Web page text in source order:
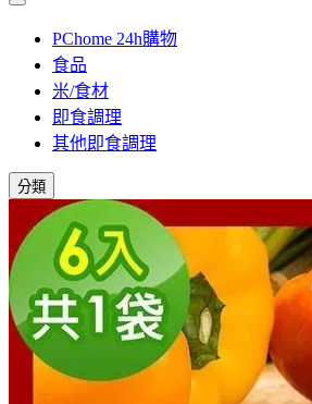
PChome 24h購物
食品
米/食材
即食調理
其他即食調理
分類